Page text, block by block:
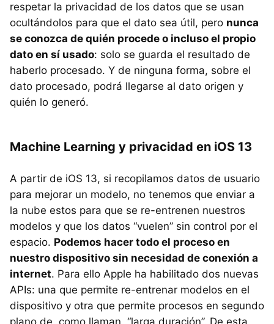
respetar la privacidad de los datos que se usan
ocultándolos para que el dato sea útil, pero nunca
se conozca de quién procede o incluso el propio
dato en sí usado: solo se guarda el resultado de
haberlo procesado. Y de ninguna forma, sobre el
dato procesado, podrá llegarse al dato origen y
quién lo generó.
Machine Learning y privacidad en iOS 13
A partir de iOS 13, si recopilamos datos de usuario
para mejorar un modelo, no tenemos que enviar a
la nube estos para que se re-entrenen nuestros
modelos y que los datos “vuelen” sin control por el
espacio. Podemos hacer todo el proceso en
nuestro dispositivo sin necesidad de conexión a
internet. Para ello Apple ha habilitado dos nuevas
APIs: una que permite re-entrenar modelos en el
dispositivo y otra que permite procesos en segundo